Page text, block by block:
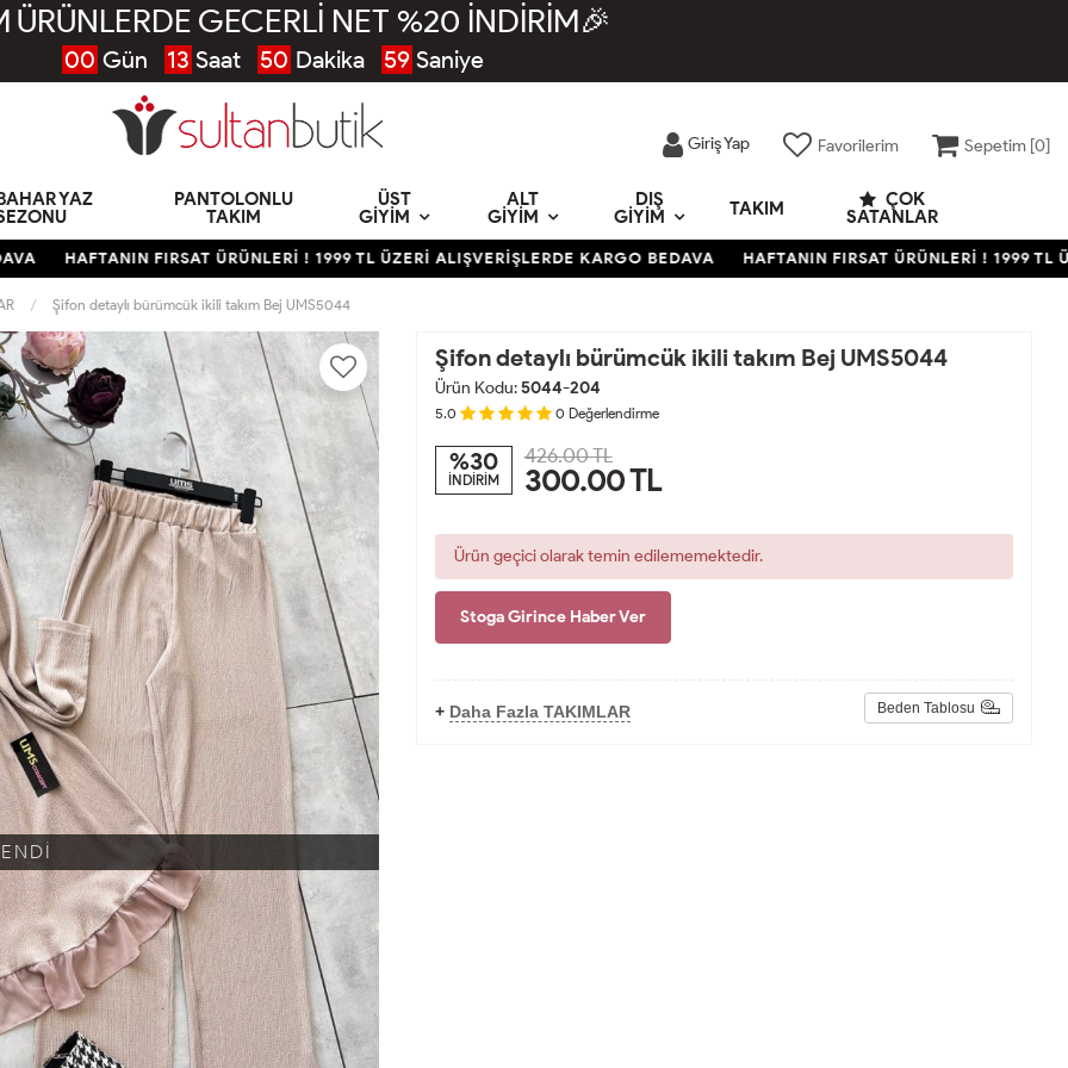
ÜRÜNLERDE GECERLİ NET %20 İNDİRİM🎉
00 Gün 13 Saat 50 Dakika 58 Saniye
Giriş Yap Favorilerim Sepetim [0]
YAZ
PANTOLONLU
TAKIM
ÜST
GIYIM
ALT
GIYIM
DIŞ
GIYIM
TAKIM
ÇOK
SATANLAR
HAFTANIN FIRSAT ÜRÜNLERİ ! 1999 TL ÜZERİ ALIŞVERİŞLERDE KARGO BEDAVA HAFTANIN FIRSAT ÜRÜNLERİ ! 1999 TL
Şifon detaylı bürümcük ikili takım Bej UMS5044
Şifon detaylı bürümcük ikili takım Bej UMS5044
Ürün Kodu:5044-204
5.0 0 Değerlendirme
%30
İNDİRİM
426.00 TL
300.00TL
Ürün geçici olarak temin edilememektedir.
Stoga Girince Haber Ver
+ Daha Fazla TAKIMLAR Beden Tablosu